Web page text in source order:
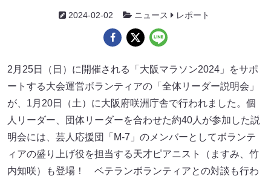
2024-02-02 ニュース レポート
2月25日（日）に開催される「大阪マラソン2024」をサポ
ートする大会運営ボランティアの「全体リーダー説明会」
が、1月20日（土）に大阪府咲洲庁舎で行われました。個
人リーダー、団体リーダーを合わせた約40人が参加した説
明会には、芸人応援団「M-7」のメンバーとしてボランテ
ィアの盛り上げ役を担当する天才ピアニスト（ますみ、竹
内知咲）も登場！ ベテランボランティアとの対談も行わ